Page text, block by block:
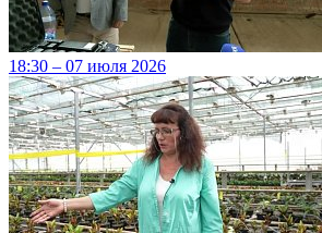
18:30 – 07 июля 2026